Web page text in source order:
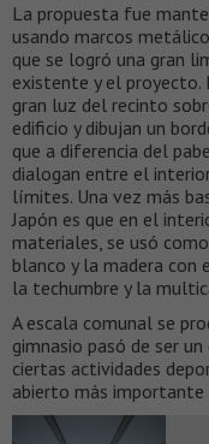
La propuesta fue
usando marcos
que se logró una gran
existente y el proyecto.
gran luz del recinto
edificio y dibujan un
que a diferencia del
dialogan entre el
límites. Una vez más
Japón es que en el
materiales, se usó
blanco y la madera con
la techumbre y la
A escala comunal se
gimnasio pasó de ser
ciertas actividades
abierto más importante